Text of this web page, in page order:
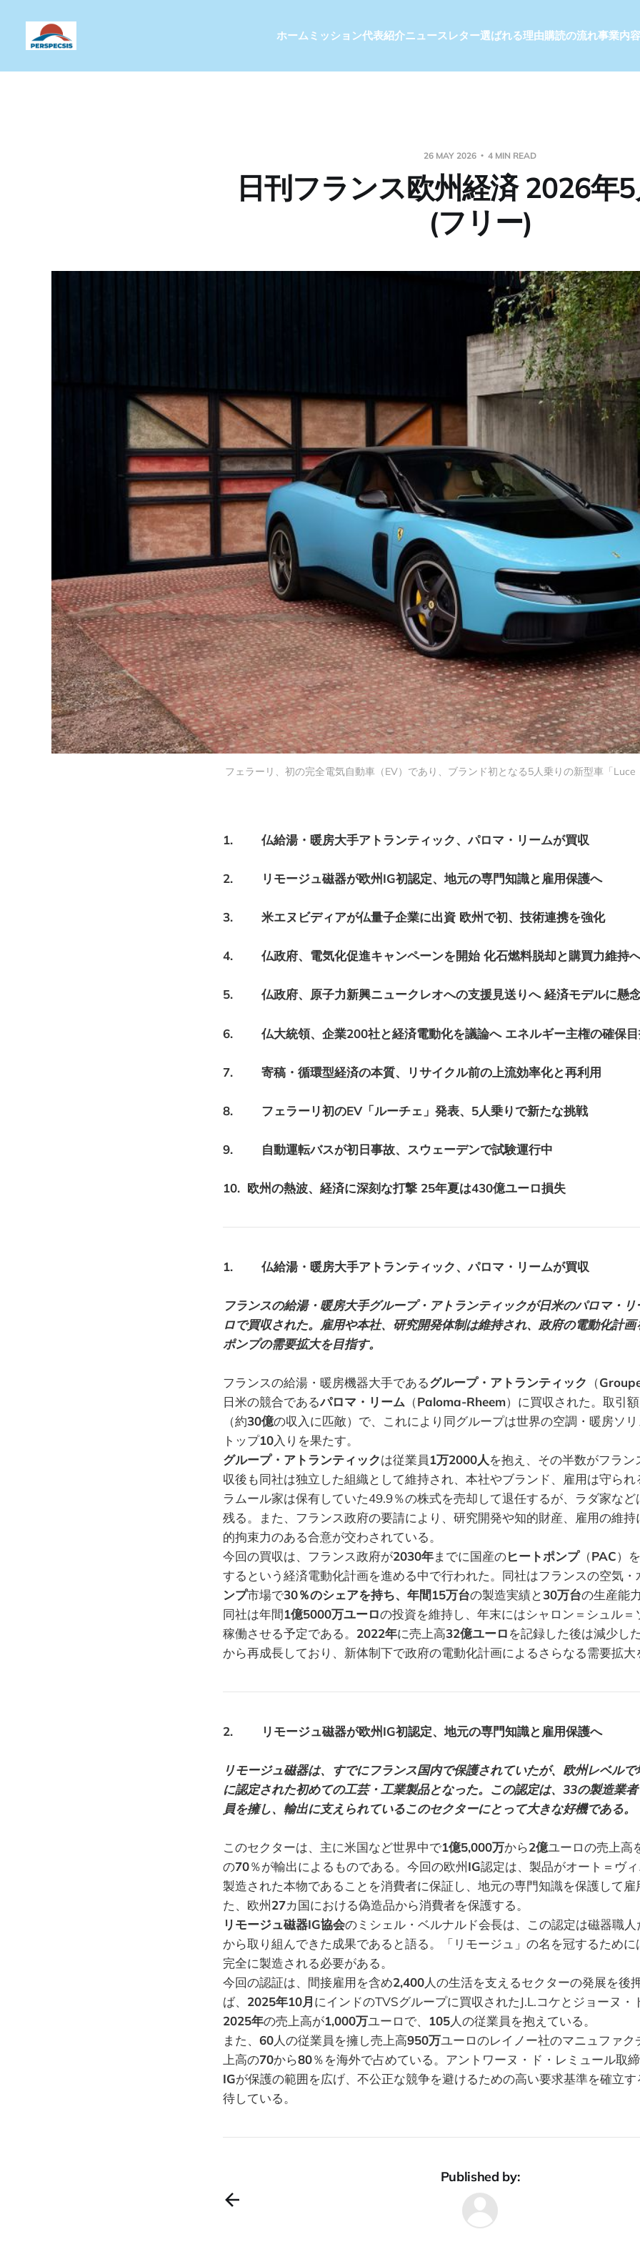
ホームミッション代表紹介ニュースレター選ばれる理由購読の流れ事業内容
26 MAY 2026 4 MIN READ
日刊フランス欧州経済 2026年
(フリー)
フェラーリ、初の完全電気自動車（EV）であり、ブランド初となる5人乗りの新型車「Luce
1. 仏給湯・暖房大手アトランティック、パロマ・リームが買収
2. リモージュ磁器が欧州IG初認定、地元の専門知識と雇用保護へ
3. 米エヌビディアが仏量子企業に出資 欧州で初、技術連携を強化
4. 仏政府、電気化促進キャンペーンを開始 化石燃料脱却と購買力維持
5. 仏政府、原子力新興ニュークレオへの支援見送りへ 経済モデルに懸
6. 仏大統領、企業200社と経済電動化を議論へ エネルギー主権の確保目
7. 寄稿・循環型経済の本質、リサイクル前の上流効率化と再利用
8. フェラーリ初のEV「ルーチェ」発表、5人乗りで新たな挑戦
9. 自動運転バスが初日事故、スウェーデンで試験運行中
10. 欧州の熱波、経済に深刻な打撃 25年夏は430億ユーロ損失
1. 仏給湯・暖房大手アトランティック、パロマ・リームが買収
フランスの給湯・暖房大手グループ・アトランティックが日米のパロマ・
ロで買収された。雇用や本社、研究開発体制は維持され、政府の電動化計
ポンプの需要拡大を目指す。
フランスの給湯・暖房機器大手であるグループ・アトランティック （
日米の競合であるパロマ・リーム （Paloma-Rheem）に買収された。取引
（約30億の収入に匹敵）で、これにより同グループは世界の空調・暖房ソ
トップ10入りを果たす。
グループ・アトランティックは従業員1万2000人を抱え、その半数がフラ
収後も同社は独立した組織として維持され、本社やブランド、雇用は守ら
ラムール家は保有していた49.9％の株式を売却して退任するが、ラダ家な
残る。また、フランス政府の要請により、研究開発や知的財産、雇用の維
的拘束力のある合意が交わされている。
今回の買収は、フランス政府が2030年までに国産のヒートポンプ（PAC）
するという経済電動化計画を進める中で行われた。同社はフランスの空気・
ンプ市場で30％のシェアを持ち、年間15万台の製造実績と30万台の生産能
同社は年間1億5000万ユーロの投資を維持し、年末にはシャロン＝シュル＝
稼働させる予定である。 2022年に売上高32億ユーロを記録した後は減少し
から再成長しており、新体制下で政府の電動化計画によるさらなる需要拡
2. リモージュ磁器が欧州IG初認定、地元の専門知識と雇用保護へ
リモージュ磁器は、すでにフランス国内で保護されていたが、欧州レベル
に認定された初めての工芸・工業製品となった。この認定は、33の製造業
員を擁し、輸出に支えられているこのセクターにとって大きな好機である。
このセクターは、主に米国など世界中で1億5,000万から2億ユーロの売上高
の70％が輸出によるものである。今回の欧州 IG認定は、製品がオート＝ヴ
製造された本物であることを消費者に保証し、地元の専門知識を保護して
た、欧州 27カ国における偽造品から消費者を保護する。
リモージュ磁器IG協会のミシェル・ベルナルド会長は、この認定は磁器職
から取り組んできた成果であると語る。「リモージュ」の名を冠するため
完全に製造される必要がある。
今回の認証は、間接雇用を含め2,400人の生活を支えるセクターの発展を後
ば、 2025年10月にインドのTVSグループに買収されたJ.L.コケとジョーヌ・
2025年の売上高が1,000万ユーロで、 105人の従業員を抱えている。
また、 60人の従業員を擁し売上高950万ユーロのレイノー社のマニュファク
上高の70から80％を海外で占めている。アントワーヌ・ド・レミュール取
IGが保護の範囲を広げ、不公正な競争を避けるための高い要求基準を確立
待している。
Published by: